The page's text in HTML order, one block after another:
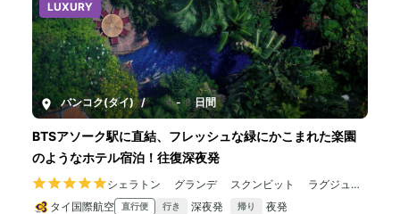
LUXURY
バンコク(タイ) / 4-8日間
BTSアソーク駅に直結、フレッシュな緑にかこまれた楽園
のようなホテル宿泊！往復深夜発
シェラトン グランデ スクンビット ラグジュア
リー コレクション ホテル バンコク
タイ国際航空 直行便 行き 深夜発 帰り 夜発